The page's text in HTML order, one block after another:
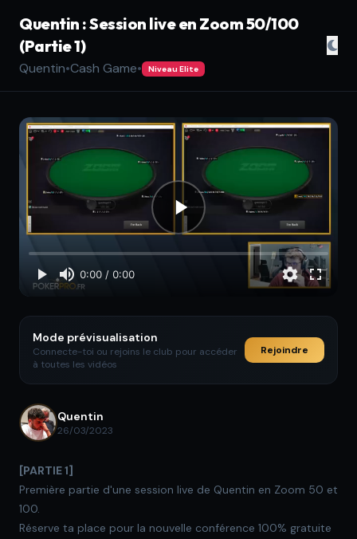
Quentin : Session live en Zoom 50/100
(Partie 1)
Quentin•Cash Game• Niveau Elite
Mode prévisualisation
Connecte-toi ou rejoins le club pour accéder
à toutes les vidéos
Rejoindre
Quentin
26/03/2023
[PARTIE 1]
Première partie d'une session live de Quentin en Zoom 50 et
100.
Réserve ta place pour la nouvelle conférence 100% gratuite